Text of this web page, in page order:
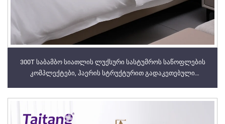
300T საბამბო სიათლის ლუქსური სასტუმროს საწოფლების
კომპლექტები, ჰაერის სტრუქტურით გადაკეთებული